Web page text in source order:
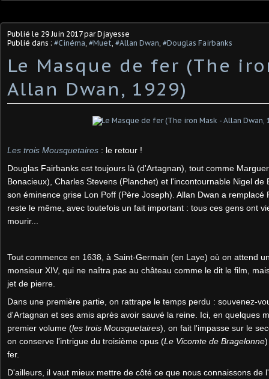
Publié le 29 Juin 2017par Djayesse
Publié dans : #Cinéma #Muet #Allan Dwan #Douglas Fairbanks
Le Masque de fer (The
Allan Dwan, 1929)
Les trois Mousquetaires : le retour !
Douglas Fairbanks est toujours là (d'Artagnan), tout comme
Bonacieux), Charles Stevens (Planchet) et l'incontournable Nigel de
son éminence grise Lon Poff (Père Joseph). Allan Dwan a remplacé
reste le même, avec toutefois un fait important : tous ces gens ont
mourir...
Tout commence en 1638, à Saint-Germain (en Laye) où on attend
monsieur XIV, qui ne naîtra pas au château comme le dit le film,
jet de pierre.
Dans une première partie, on rattrape le temps perdu : souvenez-
d'Artagnan et ses amis après avoir sauvé la reine. Ici, en quelques
premier volume (les trois Mousquetaires), on fait l'impasse sur le
on conserve l'intrigue du troisième opus (Le Vicomte de Bragelonne
fer.
D'ailleurs, il vaut mieux mettre de côté ce que nous connaissons de